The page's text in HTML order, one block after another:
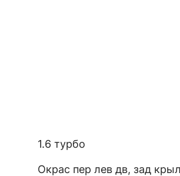
1.6 турбо
Окрас пер лев дв, зад